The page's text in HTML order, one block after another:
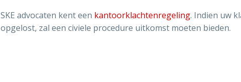
SKE advocaten kent een kantoorklachtenregeling. Indien uw
opgelost, zal een civiele procedure uitkomst moeten bieden.